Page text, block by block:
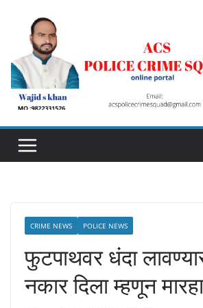
content
CRIME NEWS POLICE NEWS
फुटपाथवर धंदा
नकार दिला म्हणून